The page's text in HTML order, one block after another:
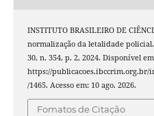
INSTITUTO BRASILEIRO DE
normalização da letalidade policial.
30, n. 354, p. 2, 2024. Disponível
https://publicacoes.ibccrim.org.br/
/1465. Acesso em: 10 ago. 2026.
Fomatos de Citação